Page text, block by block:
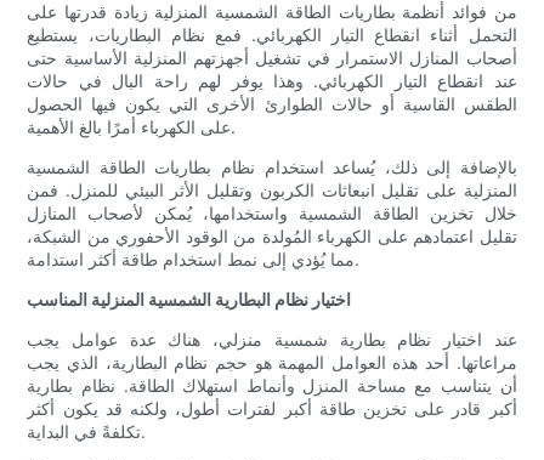
من فوائد أنظمة بطاريات الطاقة الشمسية المنزلية زيادة قدرتها على
التحمل أثناء انقطاع التيار الكهربائي. فمع نظام البطاريات، يستطيع
أصحاب المنازل الاستمرار في تشغيل أجهزتهم المنزلية الأساسية حتى
عند انقطاع التيار الكهربائي. وهذا يوفر لهم راحة البال في حالات
الطقس القاسية أو حالات الطوارئ الأخرى التي يكون فيها الحصول
على الكهرباء أمرًا بالغ الأهمية.
بالإضافة إلى ذلك، يُساعد استخدام نظام بطاريات الطاقة الشمسية
المنزلية على تقليل انبعاثات الكربون وتقليل الأثر البيئي للمنزل. فمن
خلال تخزين الطاقة الشمسية واستخدامها، يُمكن لأصحاب المنازل
تقليل اعتمادهم على الكهرباء المُولدة من الوقود الأحفوري من الشبكة،
مما يُؤدي إلى نمط استخدام طاقة أكثر استدامة.
اختيار نظام البطارية الشمسية المنزلية المناسب
عند اختيار نظام بطارية شمسية منزلي، هناك عدة عوامل يجب
مراعاتها. أحد هذه العوامل المهمة هو حجم نظام البطارية، الذي يجب
أن يتناسب مع مساحة المنزل وأنماط استهلاك الطاقة. نظام بطارية
أكبر قادر على تخزين طاقة أكبر لفترات أطول، ولكنه قد يكون أكثر
تكلفةً في البداية.